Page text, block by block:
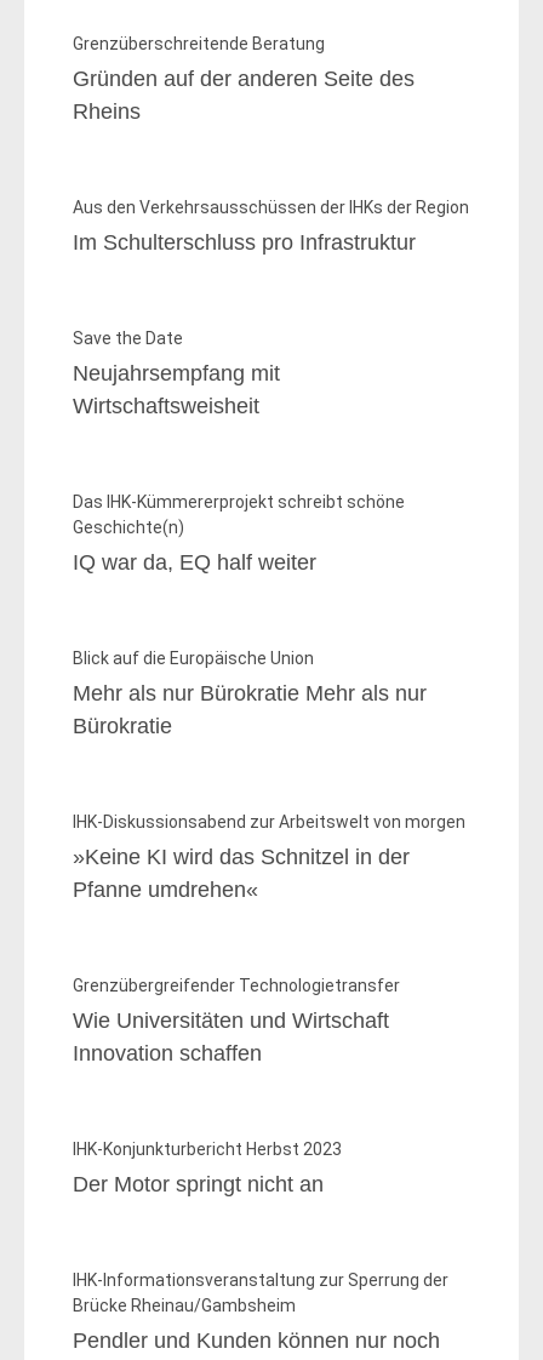
Grenzüberschreitende Beratung
Gründen auf der anderen Seite des
Rheins
Aus den Verkehrsausschüssen der IHKs der Region
Im Schulterschluss pro Infrastruktur
Save the Date
Neujahrsempfang mit
Wirtschaftsweisheit
Das IHK-Kümmererprojekt schreibt schöne
Geschichte(n)
IQ war da, EQ half weiter
Blick auf die Europäische Union
Mehr als nur Bürokratie Mehr als nur
Bürokratie
IHK-Diskussionsabend zur Arbeitswelt von morgen
»Keine KI wird das Schnitzel in der
Pfanne umdrehen«
Grenzübergreifender Technologietransfer
Wie Universitäten und Wirtschaft
Innovation schaffen
IHK-Konjunkturbericht Herbst 2023
Der Motor springt nicht an
IHK-Informationsveranstaltung zur Sperrung der
Brücke Rheinau/Gambsheim
Pendler und Kunden können nur noch